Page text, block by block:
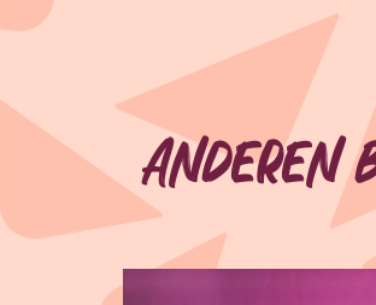
Anderen
Overslaan